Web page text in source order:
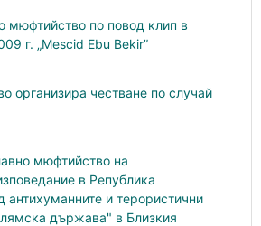
мюфтийство по повод клип в
г. „Mescid Ebu Bekir”
организира честване по случай
мюфтийство на
в Република
антихуманните и терористични
държава" в Близкия